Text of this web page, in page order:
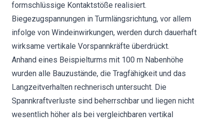
formschlüssige Kontaktstöße realisiert.
Biegezugspannungen in Turmlängsrichtung, vor allem
infolge von Windeinwirkungen, werden durch dauerhaft
wirksame vertikale Vorspannkräfte überdrückt.
Anhand eines Beispielturms mit 100 m Nabenhöhe
wurden alle Bauzustände, die Tragfähigkeit und das
Langzeitverhalten rechnerisch untersucht. Die
Spannkraftverluste sind beherrschbar und liegen nicht
wesentlich höher als bei vergleichbaren vertikal